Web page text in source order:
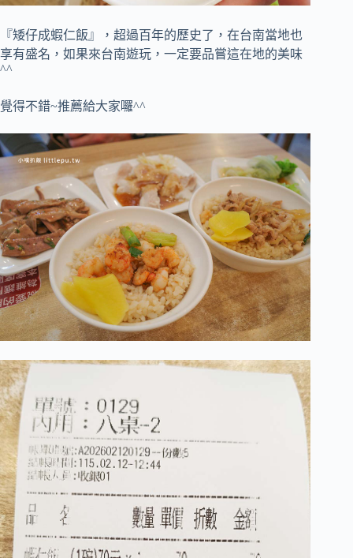
『矮仔成蝦仁飯』，超過百年的歷史了，在台南當地也
享有盛名，如果來台南遊玩，一定要品嘗這在地的美味
^^
覺得不錯~推薦給大家囉^^